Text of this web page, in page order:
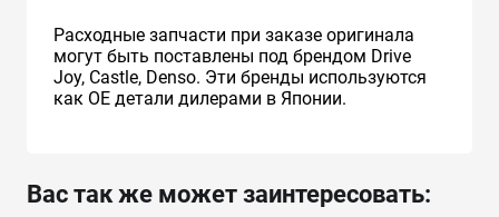
Расходные запчасти при заказе оригинала
могут быть поставлены под брендом Drive
Joy, Castle, Denso. Эти бренды используются
как ОЕ детали дилерами в Японии.
Вас так же может заинтересовать: